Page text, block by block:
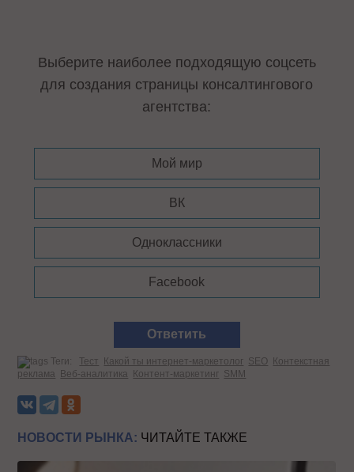
Выберите наиболее подходящую соцсеть
для создания страницы консалтингового
агентства:
Мой мир
ВК
Одноклассники
Facebook
Ответить
Теги: Тест Какой ты интернет-маркетолог SEO Контекстная
реклама Веб-аналитика Контент-маркетинг SMM
НОВОСТИ РЫНКА: ЧИТАЙТЕ ТАКЖЕ